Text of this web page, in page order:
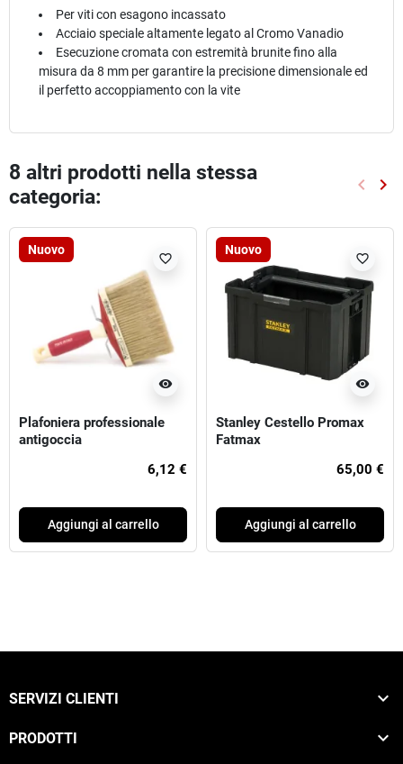
Per viti con esagono incassato
Acciaio speciale altamente legato al Cromo Vanadio
Esecuzione cromata con estremità brunite fino alla
misura da 8 mm per garantire la precisione dimensionale ed
il perfetto accoppiamento con la vite
8 altri prodotti nella stessa
categoria:
keyboard_arrow_left keyboard_arrow_right
Nuovo
visibility
favorite_border
Plafoniera professionale
antigoccia
6,12 €
Aggiungi al carrello
Nuovo
visibility
favorite_border
Stanley Cestello Promax
Fatmax
65,00 €
Aggiungi al carrello
SERVIZI CLIENTI 
PRODOTTI 